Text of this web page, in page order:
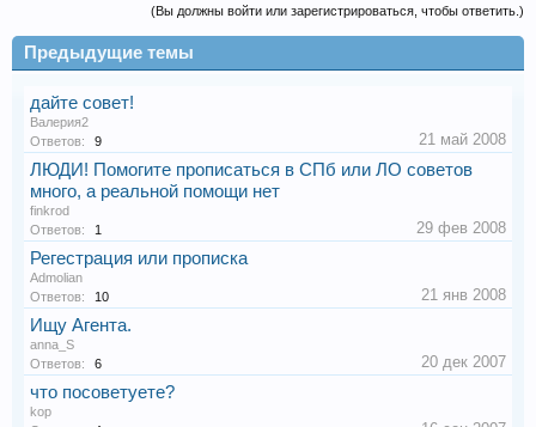
(Вы должны войти или зарегистрироваться, чтобы ответить.)
Предыдущие темы
дайте совет!
Валерия2
Ответов:
9 21 май 2008
ЛЮДИ! Помогите прописаться в СПб или ЛО советов
много, а реальной помощи нет
finkrod
Ответов:
1 29 фев 2008
Регестрация или прописка
Admolian
Ответов:
10 21 янв 2008
Ищу Агента.
anna_S
Ответов:
6 20 дек 2007
что посоветуете?
kop